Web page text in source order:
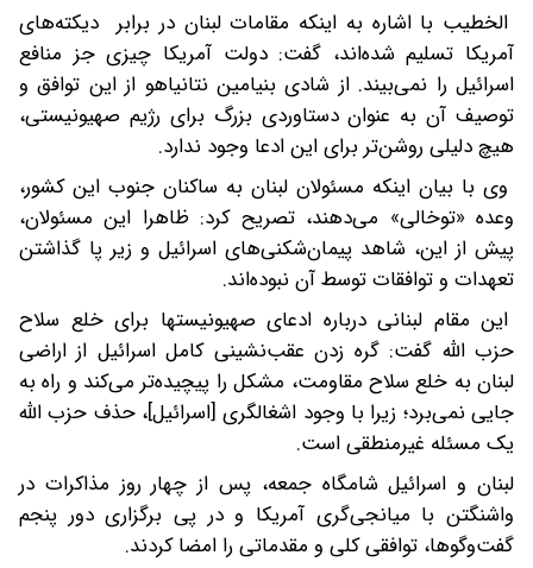
الخطیب با اشاره به اینکه مقامات لبنان در برابر دیکته‌های
آمریکا تسلیم شده‌اند، گفت: دولت آمریکا چیزی جز منافع
اسرائیل را نمی‌بیند. از شادی بنیامین نتانیاهو از این توافق و
توصیف آن به عنوان دستاوردی بزرگ برای رژیم صهیونیستی،
هیچ دلیلی روشن‌تر برای این ادعا وجود ندارد.
وی با بیان اینکه مسئولان لبنان به ساکنان جنوب این کشور،
وعده «توخالی» می‌دهند، تصریح کرد: ظاهرا این مسئولان،
پیش از این، شاهد پیمان‌شکنی‌های اسرائیل و زیر پا گذاشتن
تعهدات و توافقات توسط آن نبوده‌اند.
این مقام لبنانی درباره ادعای صهیونیستها برای خلع سلاح
حزب الله گفت: گره زدن عقب‌نشینی کامل اسرائیل از اراضی
لبنان به خلع سلاح مقاومت، مشکل را پیچیده‌تر می‌کند و راه به
جایی نمی‌برد؛ زیرا با وجود اشغالگری [اسرائیل]، حذف حزب الله
یک مسئله غیرمنطقی است.
لبنان و اسرائیل شامگاه جمعه، پس از چهار روز مذاکرات در
واشنگتن با میانجی‌گری آمریکا و در پی برگزاری دور پنجم
گفت‌وگوها، توافقی کلی و مقدماتی را امضا کردند.